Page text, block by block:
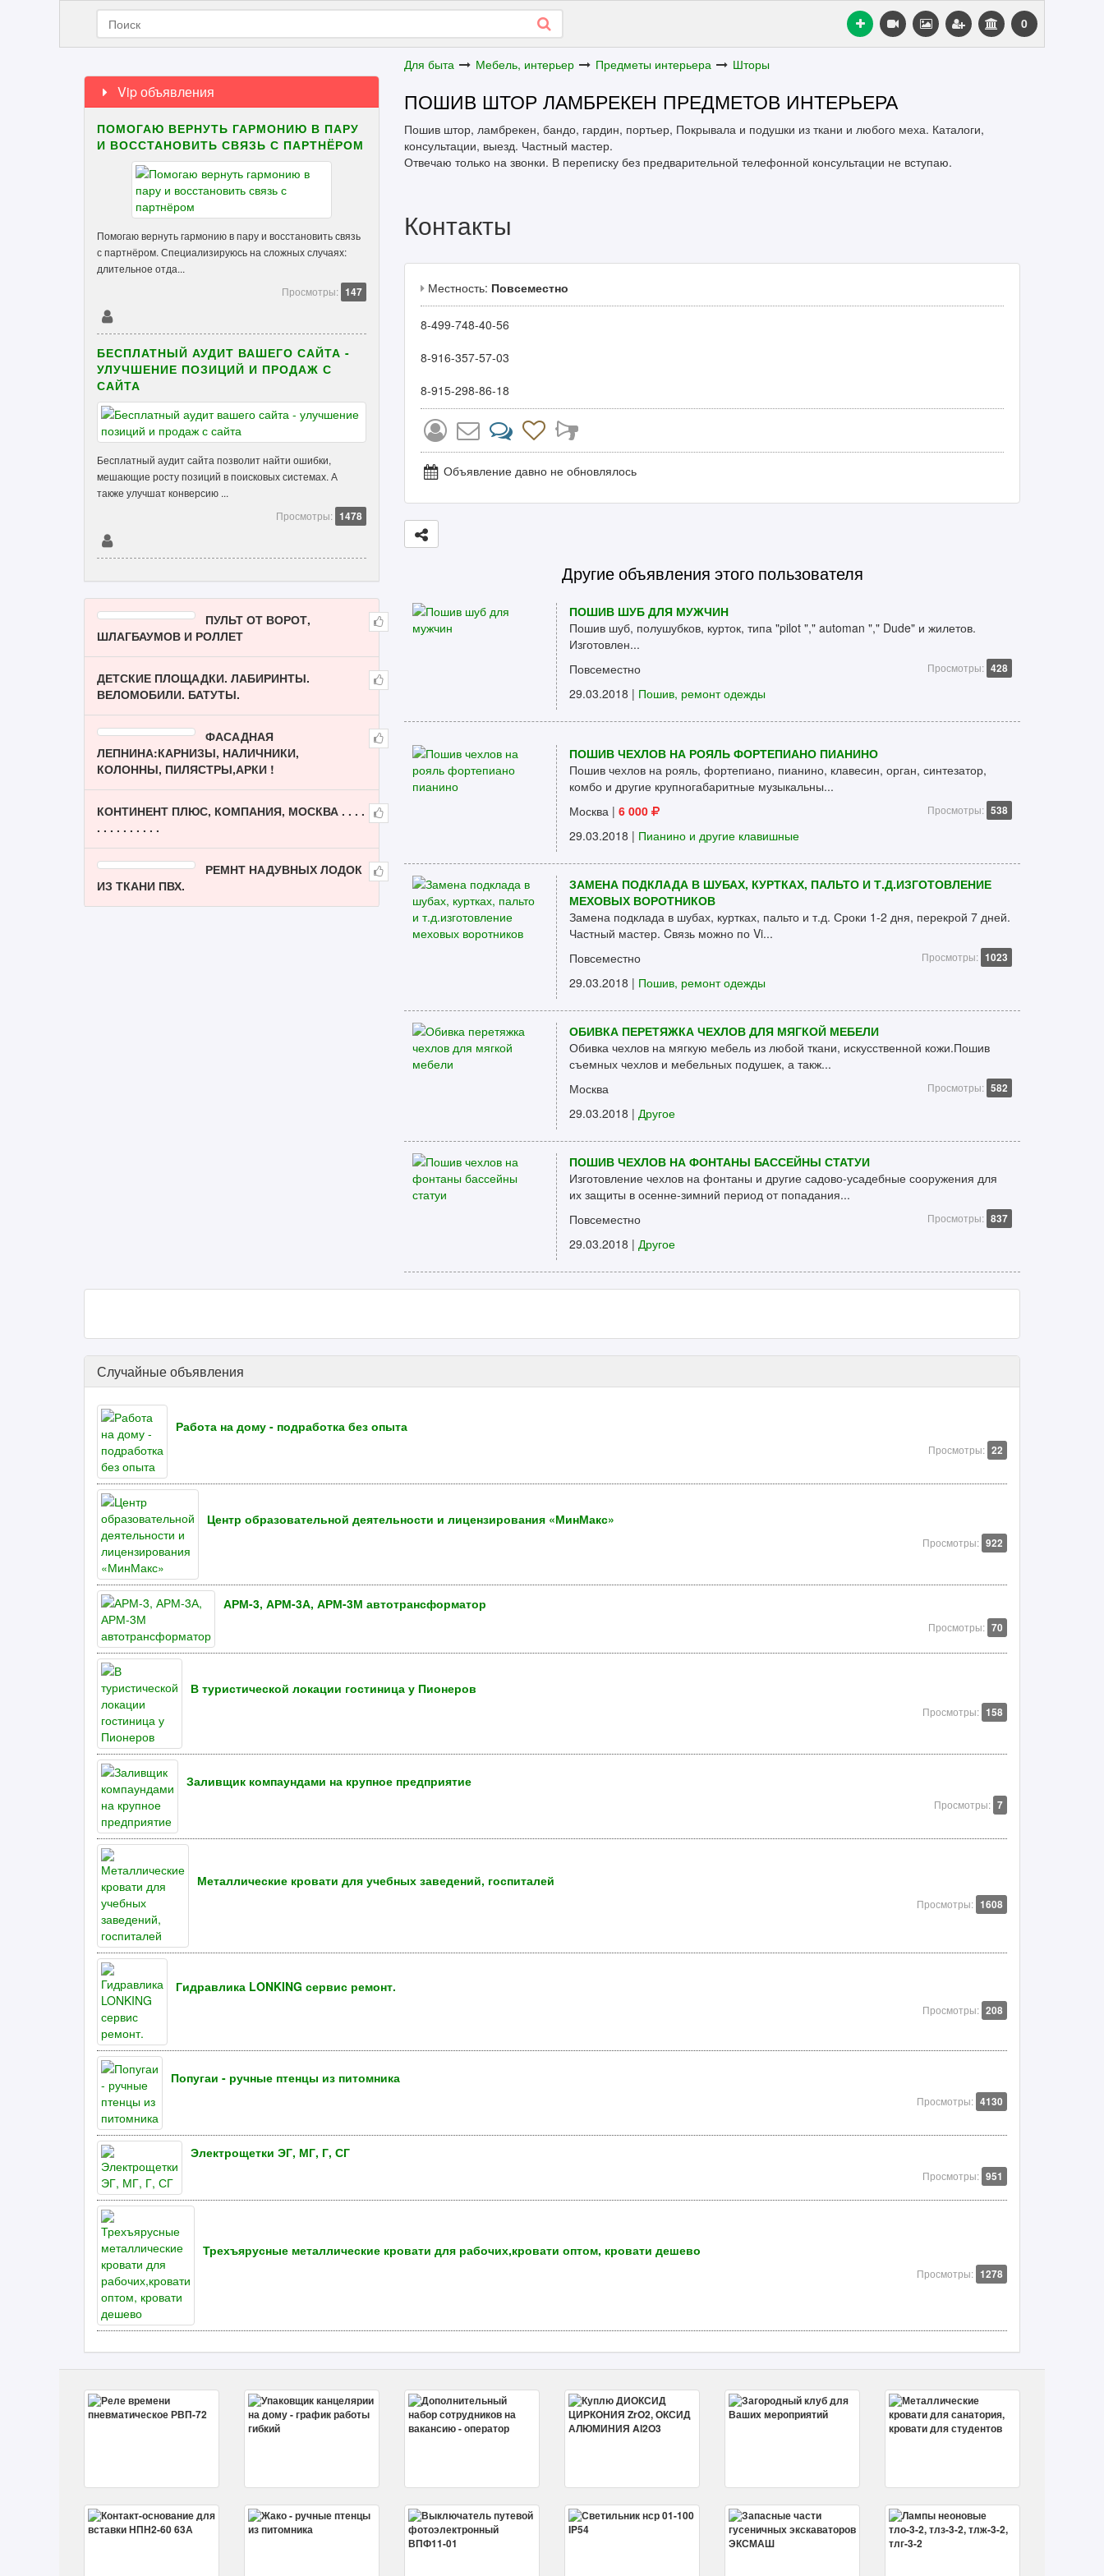
0
Для быта Мебель, интерьер Предметы интерьера Шторы
ПОШИВ ШТОР ЛАМБРЕКЕН ПРЕДМЕТОВ ИНТЕРЬЕРА
Пошив штор, ламбрекен, бандо, гардин, портьер, Покрывала и подушки из ткани и любого меха. Каталоги,
консультации, выезд. Частный мастер.
Отвечаю только на звонки. В переписку без предварительной телефонной консультации не вступаю.
Контакты
Местность: Повсеместно
8-499-748-40-56
8-916-357-57-03
8-915-298-86-18
Объявление давно не обновлялось
Другие объявления этого пользователя
ПОШИВ ШУБ ДЛЯ МУЖЧИН
Пошив шуб, полушубков, курток, типа "pilot "," automan "," Dude" и жилетов.
Изготовлен...
Повсеместно
Просмотры: 428
29.03.2018 | Пошив, ремонт одежды
ПОШИВ ЧЕХЛОВ НА РОЯЛЬ ФОРТЕПИАНО ПИАНИНО
Пошив чехлов на рояль, фортепиано, пианино, клавесин, орган, синтезатор,
комбо и другие крупногабаритные музыкальны...
Москва | 6 000 Просмотры: 538
29.03.2018 | Пианино и другие клавишные
ЗАМЕНА ПОДКЛАДА В ШУБАХ, КУРТКАХ, ПАЛЬТО И Т.Д.ИЗГОТОВЛЕНИЕ
МЕХОВЫХ ВОРОТНИКОВ
Замена подклада в шубах, куртках, пальто и т.д. Сроки 1-2 дня, перекрой 7 дней.
Частный мастер. Cвязь можно по Vi...
Повсеместно
Просмотры: 1023
29.03.2018 | Пошив, ремонт одежды
ОБИВКА ПЕРЕТЯЖКА ЧЕХЛОВ ДЛЯ МЯГКОЙ МЕБЕЛИ
Обивка чехлов на мягкую мебель из любой ткани, искусственной кожи.Пошив
съемных чехлов и мебельных подушек, а такж...
Москва
Просмотры: 582
29.03.2018 | Другое
ПОШИВ ЧЕХЛОВ НА ФОНТАНЫ БАССЕЙНЫ СТАТУИ
Изготовление чехлов на фонтаны и другие садово-усадебные сооружения для
их защиты в осенне-зимний период от попадания...
Повсеместно
Просмотры: 837
29.03.2018 | Другое
Vip объявления
ПОМОГАЮ ВЕРНУТЬ ГАРМОНИЮ В ПАРУ
И ВОССТАНОВИТЬ СВЯЗЬ С ПАРТНЁРОМ
Помогаю вернуть гармонию в пару и восстановить связь
с партнёром. Специализируюсь на сложных случаях:
длительное отда...
Просмотры: 147
БЕСПЛАТНЫЙ АУДИТ ВАШЕГО САЙТА -
УЛУЧШЕНИЕ ПОЗИЦИЙ И ПРОДАЖ С
САЙТА
Бесплатный аудит сайта позволит найти ошибки,
мешающие росту позиций в поисковых системах. А
также улучшат конверсию ...
Просмотры: 1478
ПУЛЬТ ОТ ВОРОТ,
ШЛАГБАУМОВ И РОЛЛЕТ
ДЕТСКИЕ ПЛОЩАДКИ. ЛАБИРИНТЫ.
ВЕЛОМОБИЛИ. БАТУТЫ.
ФАСАДНАЯ
ЛЕПНИНА:КАРНИЗЫ, НАЛИЧНИКИ,
КОЛОННЫ, ПИЛЯСТРЫ,АРКИ !
КОНТИНЕНТ ПЛЮС, КОМПАНИЯ, МОСКВА . . . .
. . . . . . . . . .
РЕМНТ НАДУВНЫХ ЛОДОК
ИЗ ТКАНИ ПВХ.
Случайные объявления
Работа на дому - подработка без опыта
Просмотры: 22
Центр образовательной деятельности и лицензирования «МинМакс»
Просмотры: 922
АРМ-3, АРМ-3А, АРМ-3М автотрансформатор
Просмотры: 70
В туристической локации гостиница у Пионеров
Просмотры: 158
Заливщик компаундами на крупное предприятие
Просмотры: 7
Металлические кровати для учебных заведений, госпиталей
Просмотры: 1608
Гидравлика LONKING сервис ремонт.
Просмотры: 208
Попугаи - ручные птенцы из питомника
Просмотры: 4130
Электрощетки ЭГ, МГ, Г, СГ
Просмотры: 951
Трехъярусные металлические кровати для рабочих,кровати оптом, кровати дешево
Просмотры: 1278